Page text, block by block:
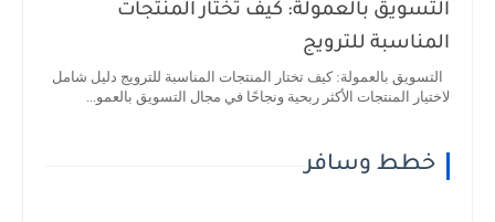
التسويق بالعمولة: كيف تختار المنتجات
المناسبة للترويج
التسويق بالعمولة: كيف تختار المنتجات المناسبة للترويج دليل شامل
لاختيار المنتجات الأكثر ربحية ونجاحًا في مجال التسويق بالعمو...
خطط وسافر